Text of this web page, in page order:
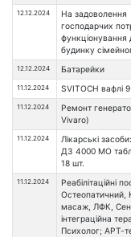
12.12.2024
На задоволення
господарчих
функціонування
будинку
12.12.2024 Батарейки
11.12.2024 SVITOCH вафлі
11.12.2024
Ремонт
Vivaro)
11.12.2024
Лікарські
Д3 4000 МО
18 шт.
11.12.2024
Реабілітаційні
Остеопатичний,
масаж, ЛФК,
інтеграційна
Психолог; АРТ-